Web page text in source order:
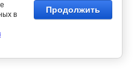
в
Продолжить